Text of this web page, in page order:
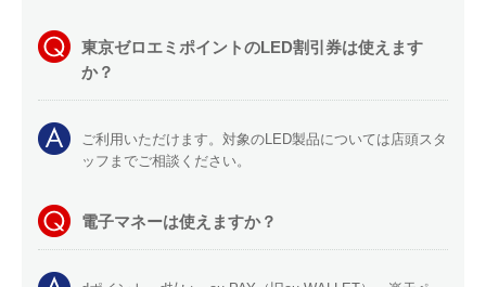
東京ゼロエミポイントのLED割引券は使えます
か？
ご利用いただけます。対象のLED製品については店頭スタ
ッフまでご相談ください。
電子マネーは使えますか？